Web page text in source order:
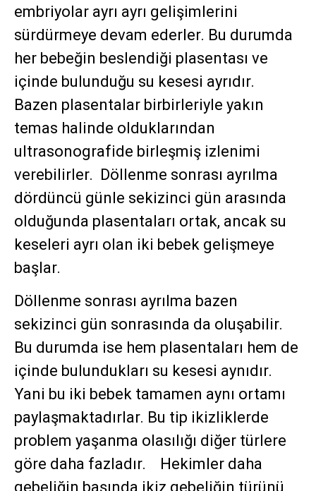
embriyolar ayrı ayrı gelişimlerini
sürdürmeye devam ederler. Bu durumda
her bebeğin beslendiği plasentası ve
içinde bulunduğu su kesesi ayrıdır.
Bazen plasentalar birbirleriyle yakın
temas halinde olduklarından
ultrasonografide birleşmiş izlenimi
verebilirler. Döllenme sonrası ayrılma
dördüncü günle sekizinci gün arasında
olduğunda plasentaları ortak, ancak su
keseleri ayrı olan iki bebek gelişmeye
başlar.
Döllenme sonrası ayrılma bazen
sekizinci gün sonrasında da oluşabilir.
Bu durumda ise hem plasentaları hem de
içinde bulundukları su kesesi aynıdır.
Yani bu iki bebek tamamen aynı ortamı
paylaşmaktadırlar. Bu tip ikizliklerde
problem yaşanma olasılığı diğer türlere
göre daha fazladır. Hekimler daha
gebeliğin başında ikiz gebeliğin türünü